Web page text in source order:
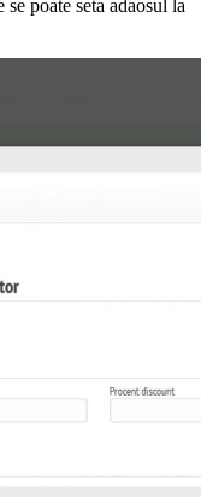
poate seta adaosul la